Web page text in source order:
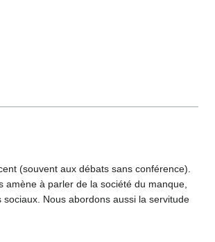
(souvent aux débats sans conférence).
à parler de la société du manque,
Nous abordons aussi la servitude